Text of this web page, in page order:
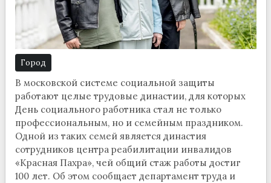
Город
В московской системе социальной защиты
работают целые трудовые династии, для которых
День социального работника стал не только
профессиональным, но и семейным праздником.
Одной из таких семей является династия
сотрудников центра реабилитации инвалидов
«Красная Пахра», чей общий стаж работы достиг
100 лет. Об этом сообщает департамент труда и